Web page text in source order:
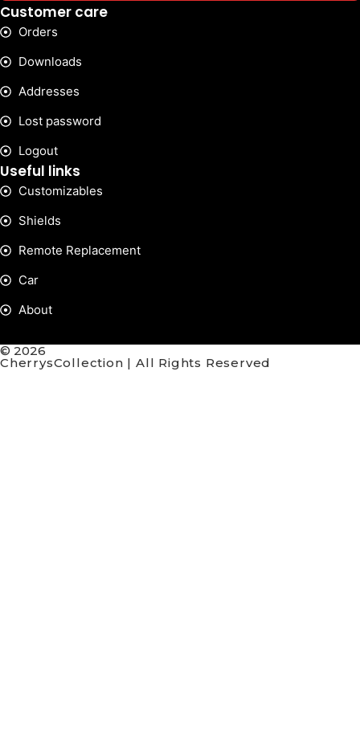
Customer care
Orders
Downloads
Addresses
Lost password
Logout
Useful links
Customizables
Shields
Remote Replacement
Car
About
© 2026
CherrysCollection | All Rights Reserved